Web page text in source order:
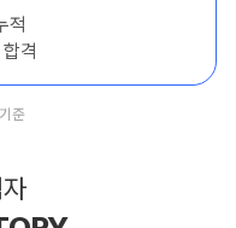
적
합격
준